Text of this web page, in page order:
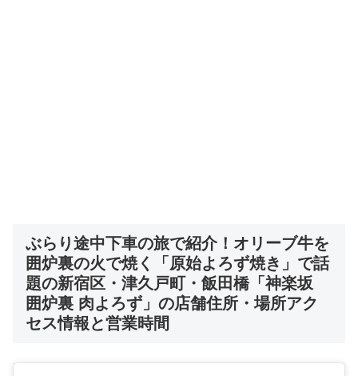
ぶらり途中下車の旅で紹介！ オリーブ牛を
囲炉裏の火で焼く「原始よろず焼き」で話
題の新宿区・津久戸町・飯田橋「神楽坂
囲炉裏 肉よろず」 の店舗住所・場所アク
セス情報と営業時間